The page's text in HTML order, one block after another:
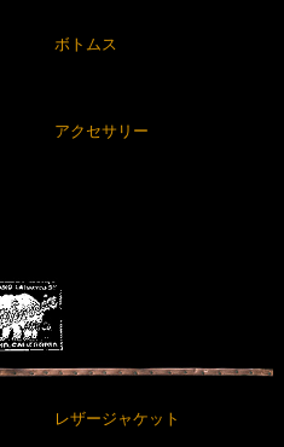
ボトムス
アクセサリー
レザージャケット